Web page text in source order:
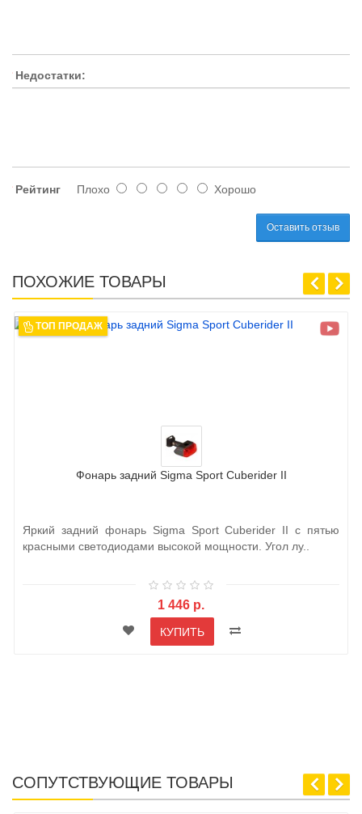
Недостатки:
Рейтинг Плохо Хорошо
Оставить отзыв
ПОХОЖИЕ ТОВАРЫ
ТОП ПРОДАЖ
Фонарь задний Sigma Sport Cuberider II
Яркий задний фонарь Sigma Sport Cuberider II с пятью
красными светодиодами высокой мощности. Угол лу..
1 446 р.
КУПИТЬ
СОПУТСТВУЮЩИЕ ТОВАРЫ